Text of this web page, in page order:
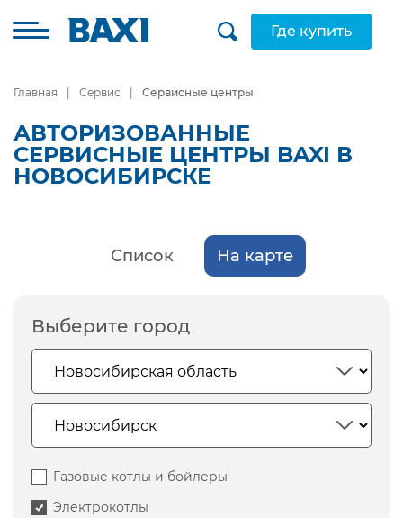
Где купить
Главная Сервис Сервисные центры
АВТОРИЗОВАННЫЕ
СЕРВИСНЫЕ ЦЕНТРЫ BAXI В
НОВОСИБИРСКЕ
Список На карте
Выберите город
Газовые котлы и бойлеры
Электрокотлы